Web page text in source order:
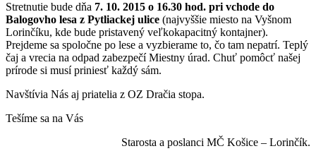
Stretnutie bude dňa 7. 10. 2015 o 16.30 hod. pri vchode do
Balogovho lesa z Pytliackej ulice (najvyššie miesto na Vyšnom
Lorinčíku, kde bude pristavený veľkokapacitný kontajner).
Prejdeme sa spoločne po lese a vyzbierame to, čo tam nepatrí. Teplý
čaj a vrecia na odpad zabezpečí Miestny úrad. Chuť pomôcť našej
prírode si musí priniesť každý sám.
Navštívia Nás aj priatelia z OZ Dračia stopa.
Tešíme sa na Vás
Starosta a poslanci MČ Košice – Lorinčík.